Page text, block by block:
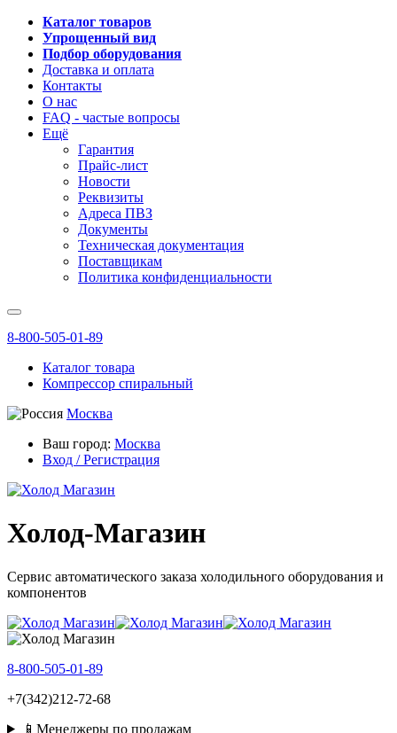
Каталог товаров
Упрощенный вид
Подбор оборудования
Доставка и оплата
Контакты
О нас
FAQ - частые вопросы
Ещё
Гарантия
Прайс-лист
Новости
Реквизиты
Адреса ПВЗ
Документы
Техническая документация
Поставщикам
Политика конфиденциальности
8-800-505-01-89
Каталог товара
Компрессор спиральный
Москва
Ваш город: Москва
Вход / Регистрация
Холод-Магазин
Сервис автоматического заказа холодильного оборудования и
компонентов
8-800-505-01-89
+7(342)212-72-68
📱Менеджеры по продажам